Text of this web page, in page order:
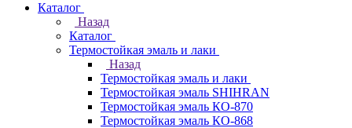
Каталог
Назад
Каталог
Термостойкая эмаль и лаки
Назад
Термостойкая эмаль и лаки
Термостойкая эмаль SHIHRAN
Термостойкая эмаль КО-870
Термостойкая эмаль КО-868